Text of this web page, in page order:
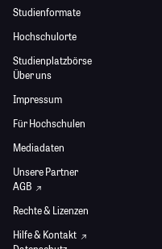
Studienformate
Hochschulorte
Studienplatzbörse
Über uns
Impressum
Für Hochschulen
Mediadaten
Unsere Partner
AGB
Rechte & Lizenzen
Hilfe & Kontakt